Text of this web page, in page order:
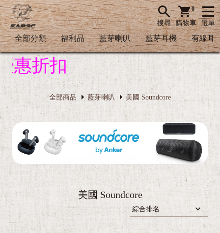
0
購物車
搜尋 選單
全部分類 福利品 藍芽喇叭 藍芽耳機 有線耳
惠折扣
全部商品 藍芽喇叭 美國 Soundcore
美國 Soundcore